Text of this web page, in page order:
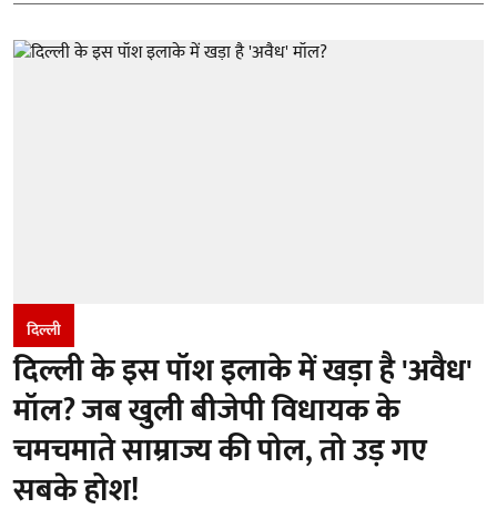
दिल्ली
दिल्ली के इस पॉश इलाके में खड़ा है 'अवैध'
मॉल? जब खुली बीजेपी विधायक के
चमचमाते साम्राज्य की पोल, तो उड़ गए
सबके होश!